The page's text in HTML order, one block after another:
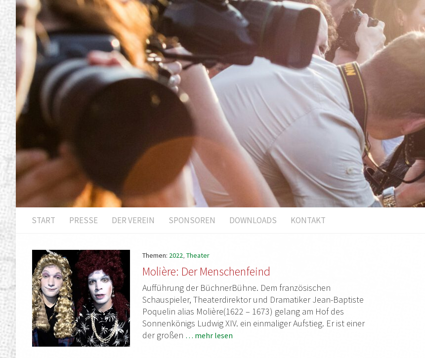
START PRESSE DER VEREIN SPONSOREN DOWNLOADS KONTAKT
Themen: 2022, Theater
Molière: Der Menschenfeind
Aufführung der BüchnerBühne. Dem französischen
Schauspieler, Theaterdirektor und Dramatiker Jean-Baptiste
Poquelin alias Molière(1622 – 1673) gelang am Hof des
Sonnenkönigs Ludwig XIV. ein einmaliger Aufstieg. Er ist einer
der großen … mehr lesen